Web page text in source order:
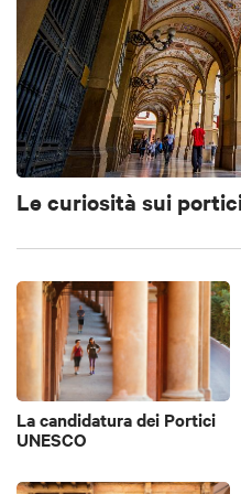
Le curiosità sui
La candidatura dei Portici
UNESCO